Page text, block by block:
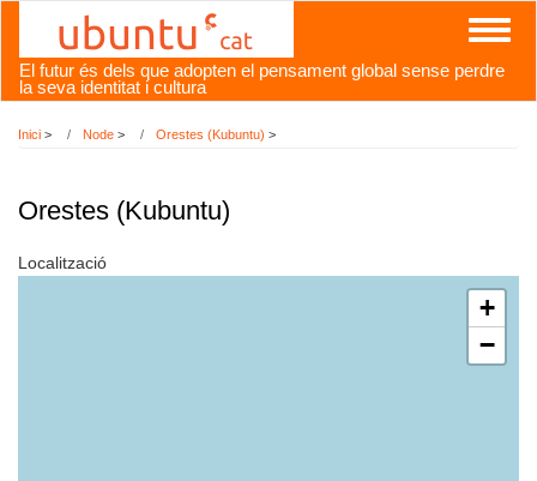
contingut
El futur és dels que adopten el pensament global sense perdre
la seva identitat i cultura
Inici > Node > Orestes (Kubuntu) >
Orestes (Kubuntu)
Localització
+
−